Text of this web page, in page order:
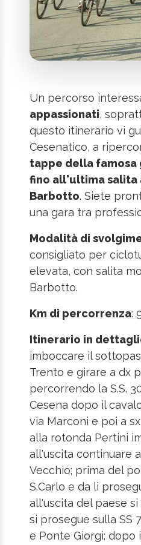
Un percorso
appassionati,
questo itinerario vi
Cesenatico, a
tappe della famosa
fino all'ultima salita
Barbotto. Siete
una gara tra
Modalità di
consigliato per
elevata, con salita
Barbotto.
Km di percorrenza:
Itinerario in
imboccare il
Trento e girare a dx
percorrendo la S.S.
Cesena dopo il
via Marconi e poi a
alla rotonda Pertini
all'uscita continuare
Vecchio; prima del
S.Carlo e da lì
all'uscita del paese si
si prosegue sulla SS
e Ponte Giorgi; dopo